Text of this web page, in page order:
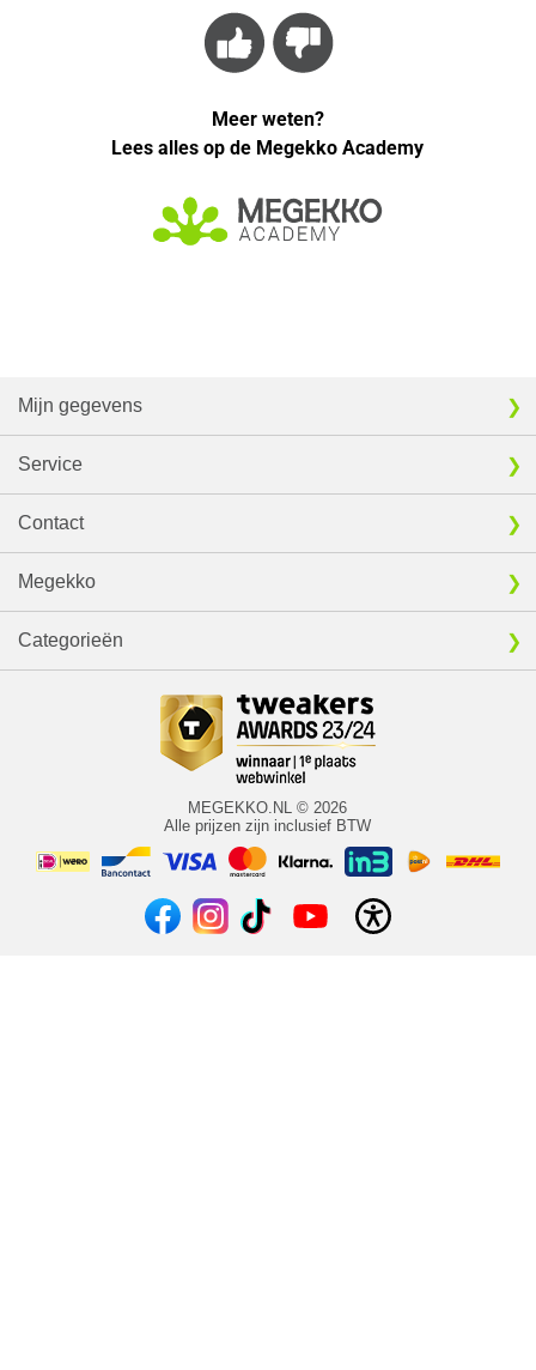
Meer weten?
Lees alles op de Megekko Academy
Mijn gegevens
Service
Contact
Megekko
Categorieën
MEGEKKO.NL © 2026
Alle prijzen zijn inclusief BTW